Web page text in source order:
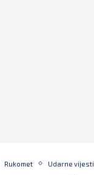
Rukomet Udarne vijesti